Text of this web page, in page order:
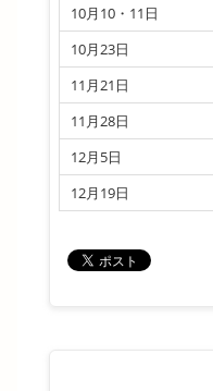
10月10・11日
10月23日
11月21日
11月28日
12月5日
12月19日